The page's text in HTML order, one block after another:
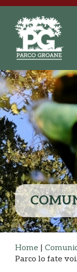
Home |
Parco lo fate